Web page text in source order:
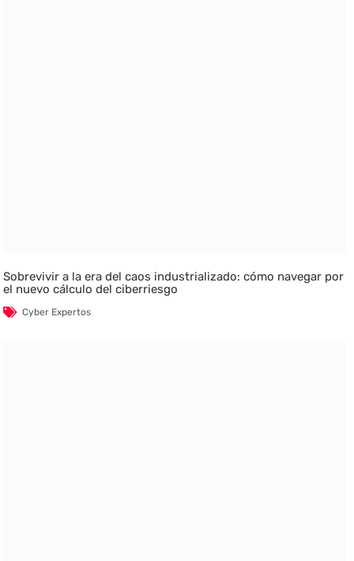
Sobrevivir a la era del caos industrializado: cómo navegar por
el nuevo cálculo del ciberriesgo
Cyber Expertos